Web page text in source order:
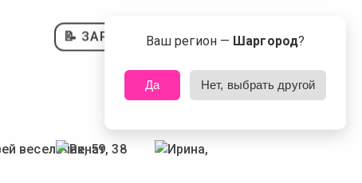
📝 ЗАРЕГИСТРИРОВАТЬСЯ
Ваш регион — Шаргород?
Да Нет, выбрать другой